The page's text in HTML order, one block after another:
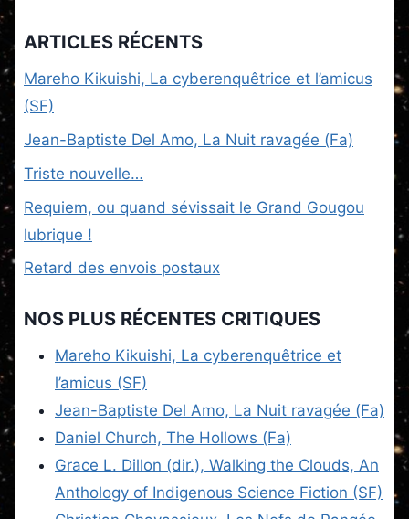
ARTICLES RÉCENTS
Mareho Kikuishi, La cyberenquêtrice et l’amicus
(SF)
Jean-Baptiste Del Amo, La Nuit ravagée (Fa)
Triste nouvelle…
Requiem, ou quand sévissait le Grand Gougou
lubrique !
Retard des envois postaux
NOS PLUS RÉCENTES CRITIQUES
Mareho Kikuishi, La cyberenquêtrice et
l’amicus (SF)
Jean-Baptiste Del Amo, La Nuit ravagée (Fa)
Daniel Church, The Hollows (Fa)
Grace L. Dillon (dir.), Walking the Clouds, An
Anthology of Indigenous Science Fiction (SF)